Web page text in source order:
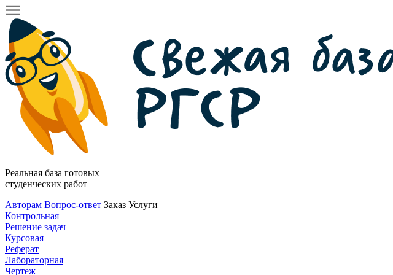
Реальная база готовых
студенческих работ
Авторам Вопрос-ответ Заказ Услуги
Контрольная
Решение задач
Курсовая
Реферат
Лабораторная
Чертеж